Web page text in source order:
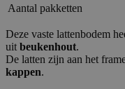
Aantal pakketten
Deze vaste lattenbodem
uit beukenhout.
De latten zijn aan het
kappen.